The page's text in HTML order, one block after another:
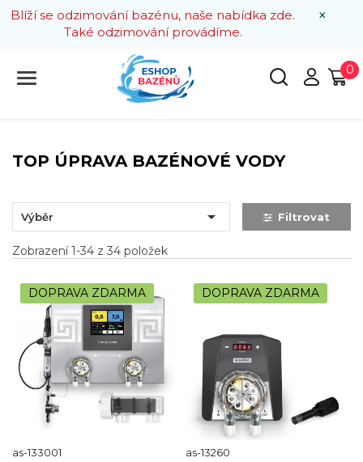
×
Blíží se odzimování bazénu, naše nabídka zde.
Také odzimování provádíme.
0
TOP ÚPRAVA BAZÉNOVÉ VODY
Výběr  Filtrovat
Zobrazení 1-34 z 34 položek
DOPRAVA ZDARMA
as-133001
DOPRAVA ZDARMA
as-13260